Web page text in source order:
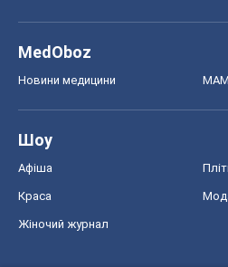
MedOboz
Новини медицини
Шоу
Афіша
Краса
Жіночий журнал